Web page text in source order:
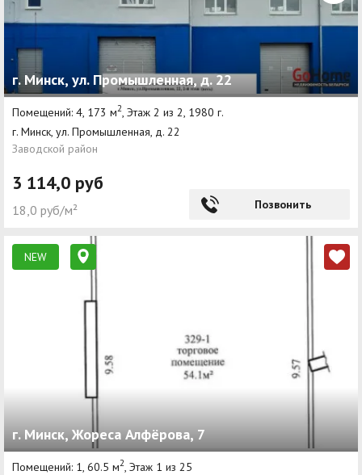
г. Минск, ул. Промышленная, д. 22
Помещений: 4, 173 м2, Этаж 2 из 2, 1980 г.
г. Минск, ул. Промышленная, д. 22
Заводской район
3 114,0 руб
18,0 руб/м² Позвонить
NEW
г. Минск, Жореса Алфёрова, 7
Помещений: 1, 60.5 м2 , Этаж 1 из 25